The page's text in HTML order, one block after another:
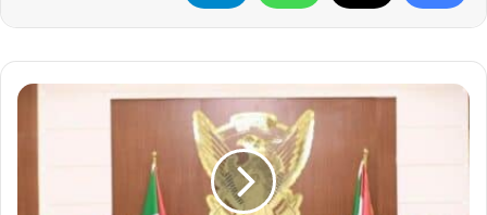
مفاجأة
تقرير